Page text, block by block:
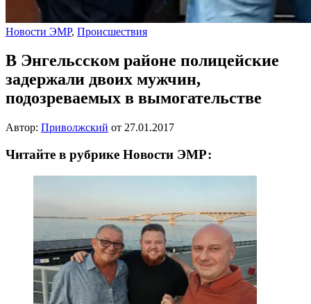
Новости ЭМР, Происшествия
В Энгельсском районе полицейские
задержали двоих мужчин,
подозреваемых в вымогательстве
Автор: Приволжский от 27.01.2017
Читайте в рубрике Новости ЭМР: